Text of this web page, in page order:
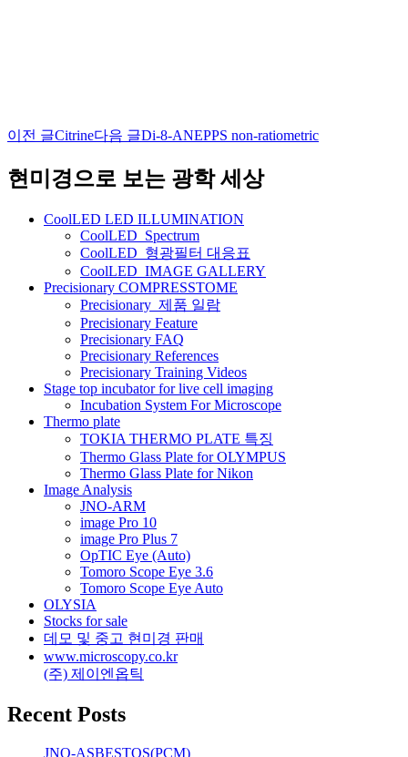
글
네
이전 글Citrine다음 글Di-8-ANEPPS non-ratiometric
현미경으로 보는 광학 세상
CoolLED LED ILLUMINATION
CoolLED_Spectrum
CoolLED_형광필터 대응표
CoolLED_IMAGE GALLERY
Precisionary COMPRESSTOME
Precisionary_제품 일람
Precisionary Feature
Precisionary FAQ
Precisionary References
Precisionary Training Videos
Stage top incubator for live cell imaging
Incubation System For Microscope
Thermo plate
TOKIA THERMO PLATE 특징
Thermo Glass Plate for OLYMPUS
Thermo Glass Plate for Nikon
Image Analysis
JNO-ARM
image Pro 10
image Pro Plus 7
OpTIC Eye (Auto)
Tomoro Scope Eye 3.6
Tomoro Scope Eye Auto
OLYSIA
Stocks for sale
데모 및 중고 현미경 판매
www.microscopy.co.kr
(주) 제이엔옵틱
Recent Posts
JNO-ASBESTOS(PCM)